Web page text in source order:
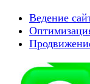
Ведение